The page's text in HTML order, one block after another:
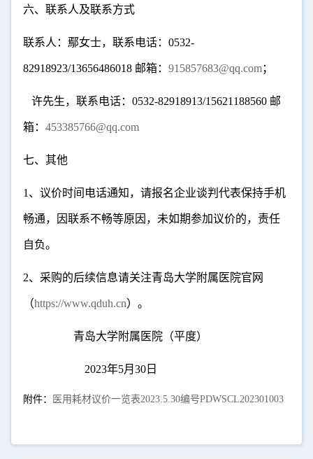
六、联系人及联系方式
联系人：鄢女士，联系电话： 0532-
82918923/13656486018 邮箱： 915857683@qq.com；
许先生，联系电话： 0532-82918913/15621188560 邮
箱： 453385766@qq.com
七、其他
1 、议价时间电话通知，请报名企业谈判代表保持手机
畅通，因联系不畅等原因，未如期参加议价的，责任
自负。
2、采购的后续信息请关注青岛大学附属医院官网
（https://www.qduh.cn）。
青岛大学附属医院（平度）
2023年5月 30日
附件： 医用耗材议价一览表2023.5.30编号PDWSCL202301003